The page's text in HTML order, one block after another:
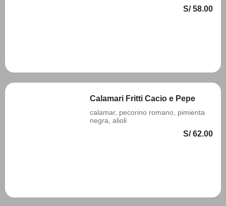
S/ 58.00
Calamari Fritti Cacio e Pepe
calamar, pecorino romano, pimienta
negra, alioli
S/ 62.00